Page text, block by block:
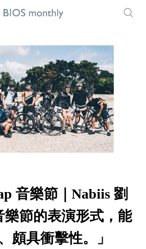
音樂節｜Nabiis 劉
樂節的表演形式，能
頗具衝擊性。」